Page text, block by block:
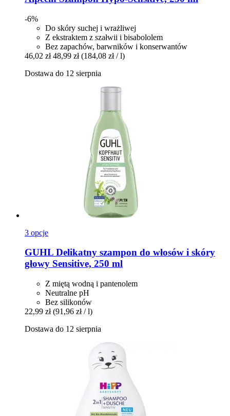
-6%
Do skóry suchej i wrażliwej
Z ekstraktem z szałwii i bisabololem
Bez zapachów, barwników i konserwantów
46,02 zł 48,99 zł (184,08 zł / l)
Dostawa do 12 sierpnia
3 opcje
GUHL Delikatny szampon do włosów i skóry
głowy Sensitive, 250 ml
Z miętą wodną i pantenolem
Neutralne pH
Bez silikonów
22,99 zł (91,96 zł / l)
Dostawa do 12 sierpnia